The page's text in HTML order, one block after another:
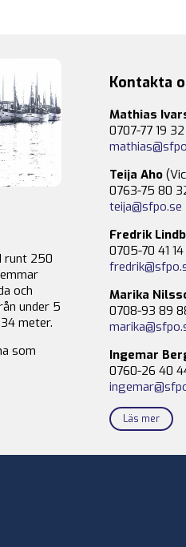
runt 250
och
under 5
meter.
som
Kontakta
Mathias
0707-77 19 32
Teija Aho
0763-75 80
teija@sfpo.se
Fredrik
0705-70 41 14
Marika
0708-93 89
Ingemar
0760-26 40
Läs mer